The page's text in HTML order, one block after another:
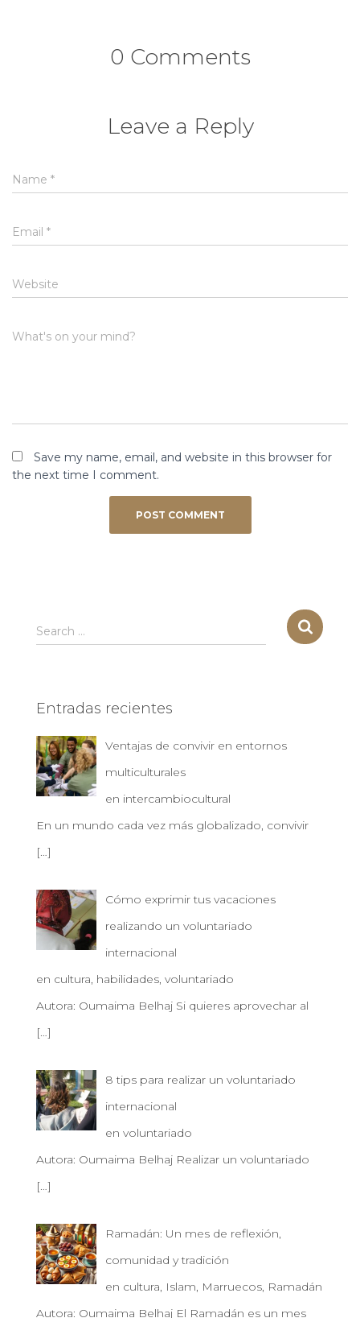
0 Comments
Leave a Reply
Name *
Email *
Website
What's on your mind?
Save my name, email, and website in this browser for
the next time I comment.
S
e
h
o
r
:
Search …
Entradas recientes
Ventajas de convivir en entornos
multiculturales
en intercambiocultural
En un mundo cada vez más globalizado, convivir
[…]
Cómo exprimir tus vacaciones
realizando un voluntariado
internacional
en cultura, habilidades, voluntariado
Autora: Oumaima Belhaj Si quieres aprovechar al
[…]
8 tips para realizar un voluntariado
internacional
en voluntariado
Autora: Oumaima Belhaj Realizar un voluntariado
[…]
Ramadán: Un mes de reflexión,
comunidad y tradición
en cultura, Islam, Marruecos, Ramadán
Autora: Oumaima Belhaj El Ramadán es un mes